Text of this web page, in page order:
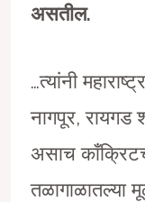
असतील.
…त्यांनी
नागपूर, रायगड
असाच
तळागाळातल्या